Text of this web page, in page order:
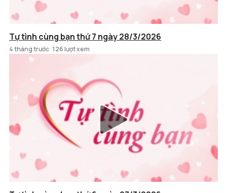
Tự tình cùng bạn thứ 7 ngày 28/3/2026
4 tháng trước 126 lượt xem